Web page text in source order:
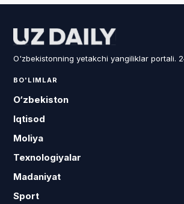
O'zbekistonning yetakchi yangiliklar portali.
BO'LIMLAR
O‘zbekiston
Iqtisod
Moliya
Texnologiyalar
Madaniyat
Sport